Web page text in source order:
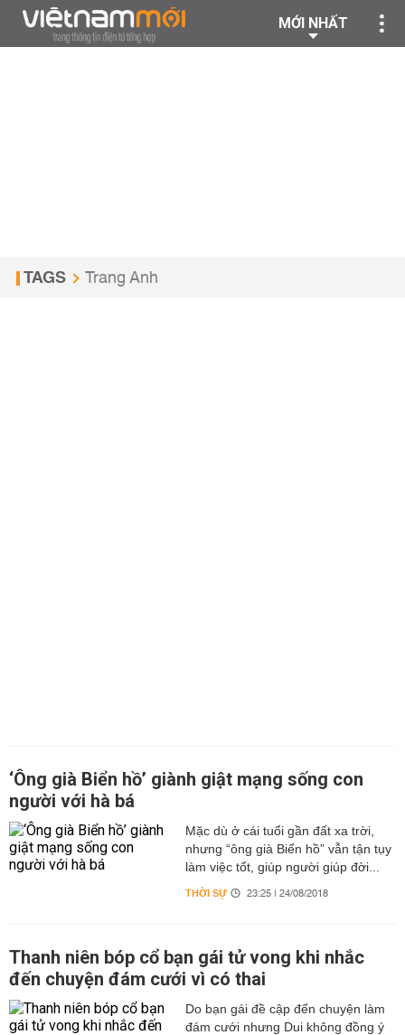
MỚI NHẤT
TAGS Trang Anh
‘Ông già Biển hồ’ giành giật mạng sống con
người với hà bá
Mặc dù ở cái tuổi gần đất xa trời,
nhưng “ông già Biển hồ” vẫn tận tụy
làm việc tốt, giúp người giúp đời...
THỜI SỰ 23:25 | 24/08/2018
Thanh niên bóp cổ bạn gái tử vong khi nhắc
đến chuyện đám cưới vì có thai
Do bạn gái đề cập đến chuyện làm
đám cưới nhưng Dui không đồng ý